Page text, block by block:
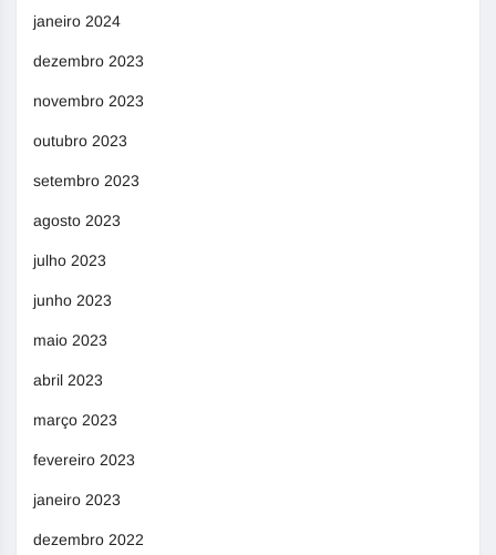
janeiro 2024
dezembro 2023
novembro 2023
outubro 2023
setembro 2023
agosto 2023
julho 2023
junho 2023
maio 2023
abril 2023
março 2023
fevereiro 2023
janeiro 2023
dezembro 2022